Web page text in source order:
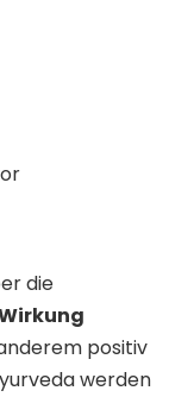
die
positiv
werden